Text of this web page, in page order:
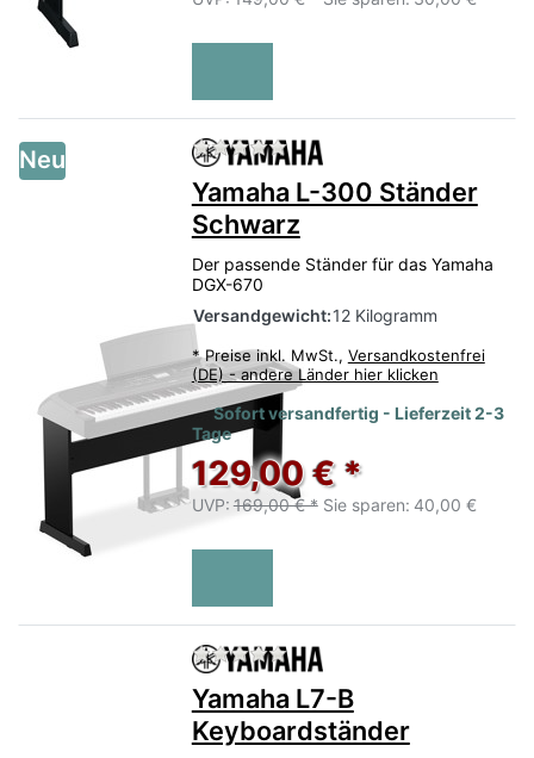
Neu Zu diesem Produkt liegen
Yamaha L-300 Ständer
Schwarz
Der passende Ständer für das Yamaha
DGX-670
Versandgewicht:12 Kilogramm
* Preise inkl. MwSt., Versandkostenfrei
(DE) - andere Länder hier klicken
Sofort versandfertig - Lieferzeit 2-3
Tage
129,00 € *
UVP: 169,00 € * Sie sparen: 40,00 €
Zu diesem Produkt liegen
Yamaha L7-B
Keyboardständer